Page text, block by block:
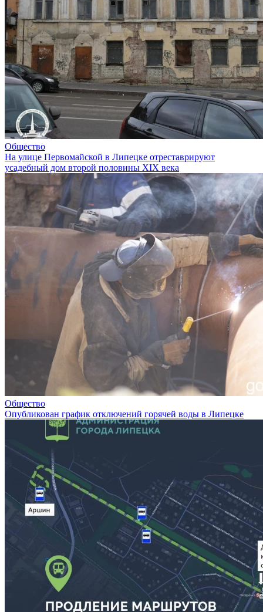
Общество
На улице Первомайской в Липецке отреставрируют
усадебный дом второй половины XIX века
Общество
Опубликован график отключений горячей воды в Липецке